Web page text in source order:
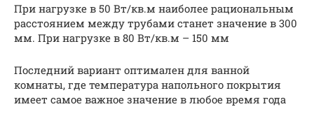
При нагрузке в 50 Вт/кв.м наиболее рациональным
расстоянием между трубами станет значение в 300
мм. При нагрузке в 80 Вт/кв.м – 150 мм
Последний вариант оптимален для ванной
комнаты, где температура напольного покрытия
имеет самое важное значение в любое время года